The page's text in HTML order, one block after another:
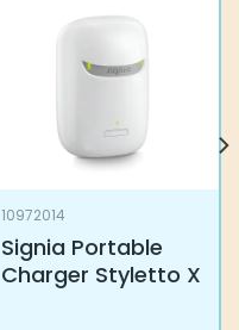
10972014
Signia Portable
Charger Styletto X